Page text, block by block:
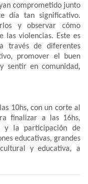
comprometido junto
día tan significativo.
y observar cómo
las violencias. Este es
través de diferentes
promover el buen
sentir en comunidad,
10hs, con un corte al
finalizar a las 16hs,
y la participación de
educativas, grandes
y educativa, a